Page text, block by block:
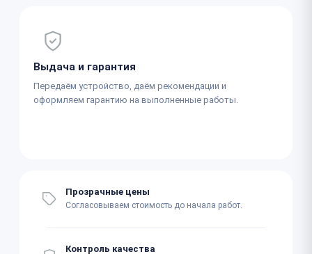
Выдача и гарантия
Передаём устройство, даём рекомендации и
оформляем гарантию на выполненные работы.
Прозрачные цены
Согласовываем стоимость до начала работ.
Контроль качества